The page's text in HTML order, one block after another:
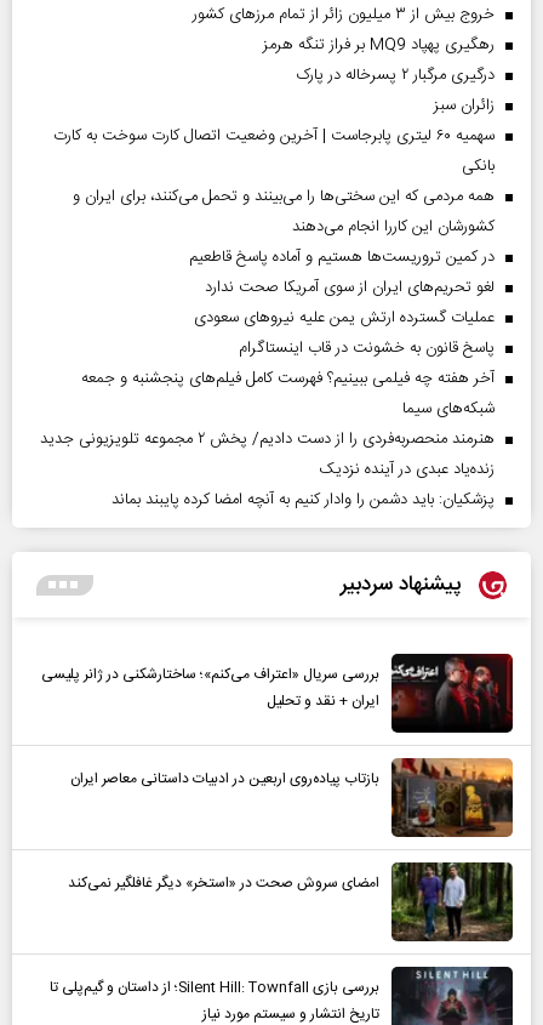
خروج بیش از ۳ میلیون زائر از تمام مرز‌های کشور
رهگیری پهپاد MQ9 بر فراز تنگه هرمز
درگیری مرگبار ۲ پسرخاله در پارک
‌زائران سبز
سهمیه ۶۰ لیتری پابرجاست | آخرین وضعیت اتصال کارت سوخت به کارت
بانکی
همه مردمی که این سختی‌ها را می‌بینند و تحمل می‌کنند، برای ایران و
کشورشان این کاررا انجام می‌دهند
در کمین تروریست‌ها هستیم و آماده پاسخ قاطعیم
لغو تحریم‌های ایران از سوی آمریکا صحت ندارد
عملیات گسترده ارتش یمن علیه نیروهای سعودی
پاسخ قانون به خشونت در قاب اینستاگرام
آخر هفته چه فیلمی ببینیم؟ فهرست کامل فیلم‌های پنجشنبه و جمعه
شبکه‌های سیما
هنرمند منحصر‌به‌فردی را از دست دادیم/ پخش ۲ مجموعه تلویزیونی جدید
زنده‌یاد عبدی در آینده نزدیک
پزشکیان: باید دشمن را وادار کنیم به آنچه امضا کرده پایبند بماند
پیشنهاد سردبیر
بررسی سریال «اعتراف می‌کنم»؛ ساختارشکنی در ژانر پلیسی
ایران + نقد و تحلیل
بازتاب پیاده‌روی اربعین در ادبیات داستانی معاصر ایران
امضای سروش صحت در «استخر» دیگر غافلگیر نمی‌کند
بررسی بازی Silent Hill: Townfall؛ از داستان و گیم‌پلی تا
تاریخ انتشار و سیستم مورد نیاز